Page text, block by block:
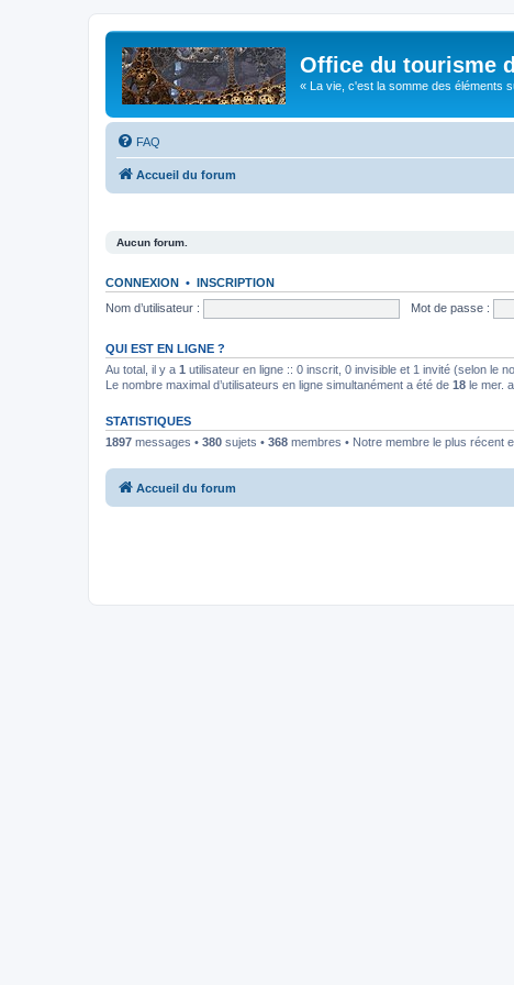
Office du tourisme
« La vie, c'est la somme des éléments
FAQ
Accueil du forum
Aucun forum.
CONNEXION • INSCRIPTION
Nom d’utilisateur :
Mot de passe :
QUI EST EN LIGNE ?
Au total, il y a 1 utilisateur en ligne :: 0 inscrit, 0 invisible et 1 invité (selon le
Le nombre maximal d’utilisateurs en ligne simultanément a été de 18 le mer.
STATISTIQUES
1897 messages • 380 sujets • 368 membres • Notre membre le plus récent
Accueil du forum